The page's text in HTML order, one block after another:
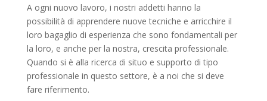
A ogni nuovo lavoro, i nostri addetti hanno la
possibilità di apprendere nuove tecniche e arricchire il
loro bagaglio di esperienza che sono fondamentali per
la loro, e anche per la nostra, crescita professionale.
Quando si è alla ricerca di situo e supporto di tipo
professionale in questo settore, è a noi che si deve
fare riferimento.